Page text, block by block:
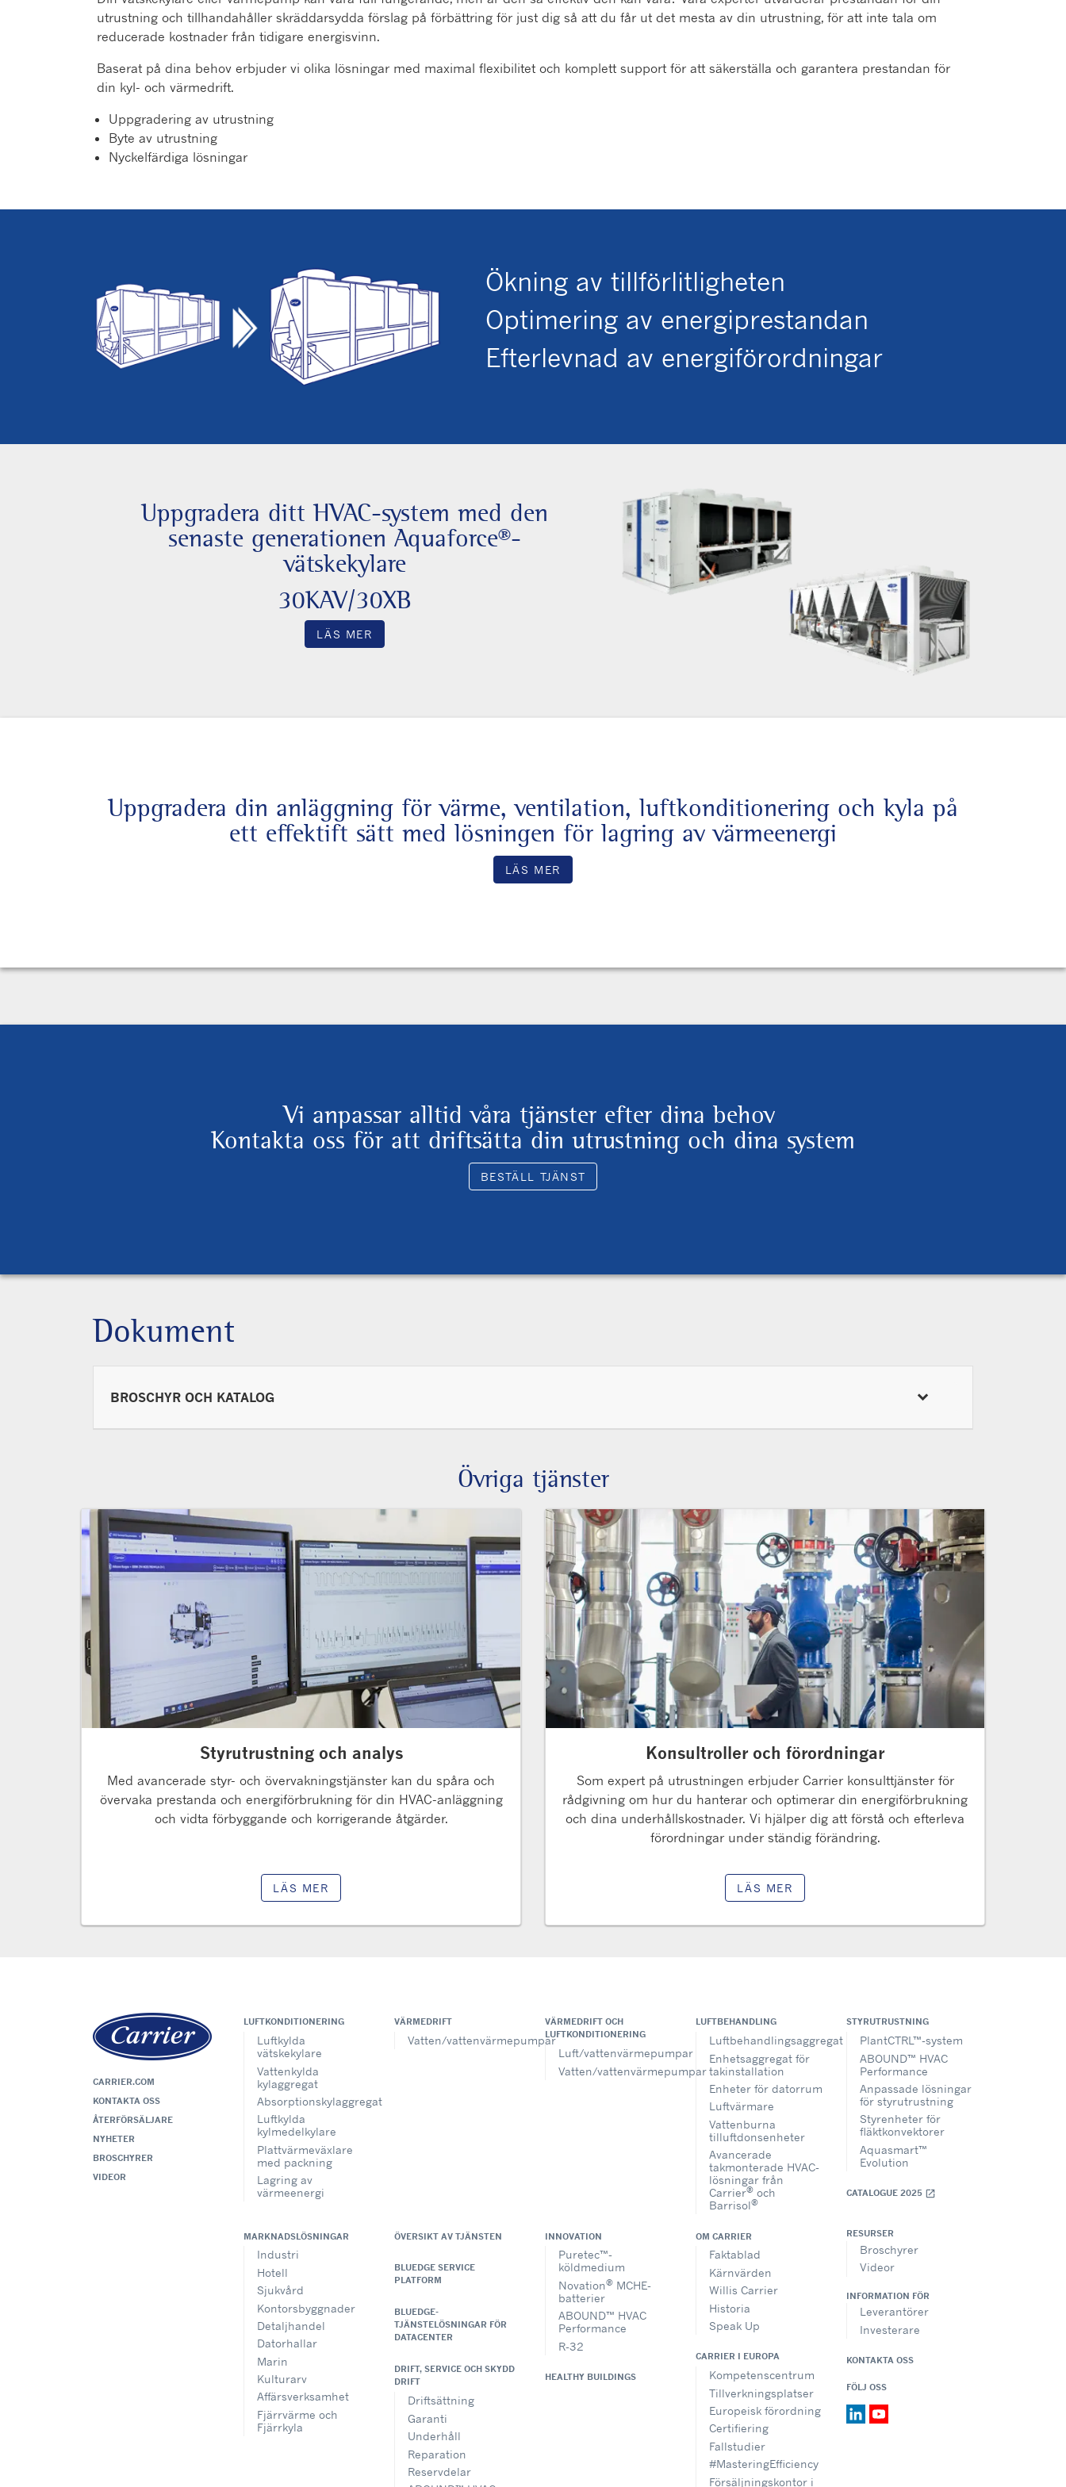
utrustning och tillhandahåller skräddarsydda förslag på förbättring för just dig så att du får ut det mesta av din utrustning, för att inte tala om
reducerade kostnader från tidigare energisvinn.
Baserat på dina behov erbjuder vi olika lösningar med maximal flexibilitet och komplett support för att säkerställa och garantera prestandan för
din kyl- och värmedrift.
Uppgradering av utrustning
Byte av utrustning
Nyckelfärdiga lösningar
Ökning av tillförlitligheten
Optimering av energiprestandan
Efterlevnad av energiförordningar
Uppgradera ditt HVAC-system med den
senaste generationen Aquaforce®-
vätskekylare
30KAV/30XB
LÄS MER
Uppgradera din anläggning för värme, ventilation, luftkonditionering och kyla på
ett effektift sätt med lösningen för lagring av värmeenergi
LÄS MER
Vi anpassar alltid våra tjänster efter dina behov
Kontakta oss för att driftsätta din utrustning och dina system
BESTÄLL TJÄNST
Dokument
BROSCHYR OCH KATALOG
Övriga tjänster
Styrutrustning och analys
Med avancerade styr- och övervakningstjänster kan du spåra och
övervaka prestanda och energiförbrukning för din HVAC-anläggning
och vidta förbyggande och korrigerande åtgärder.
LÄS MER
Konsultroller och förordningar
Som expert på utrustningen erbjuder Carrier konsulttjänster för
rådgivning om hur du hanterar och optimerar din energiförbrukning
och dina underhållskostnader. Vi hjälper dig att förstå och efterleva
förordningar under ständig förändring.
LÄS MER
CARRIER.COM
KONTAKTA OSS
ÅTERFÖRSÄLJARE
NYHETER
BROSCHYRER
VIDEOR
LUFTKONDITIONERING
Luftkylda
vätskekylare
Vattenkylda
kylaggregat
Absorptionskylaggregat
Luftkylda
kylmedelkylare
Plattvärmeväxlare
med packning
Lagring av
värmeenergi
VÄRMEDRIFT
Vatten/vattenvärmepumpar
VÄRMEDRIFT OCH
LUFTKONDITIONERING
Luft/vattenvärmepumpar
Vatten/vattenvärmepumpar
LUFTBEHANDLING
Luftbehandlingsaggregat
Enhetsaggregat för
takinstallation
Enheter för datorrum
Luftvärmare
Vattenburna
tilluftdonsenheter
Avancerade
takmonterade HVAC-
lösningar från
Carrier® och
Barrisol®
STYRUTRUSTNING
PlantCTRL™-system
ABOUND™ HVAC
Performance
Anpassade lösningar
för styrutrustning
Styrenheter för
fläktkonvektorer
Aquasmart™
Evolution
CATALOGUE 2025 open_in_new
MARKNADSLÖSNINGAR
Industri
Hotell
Sjukvård
Kontorsbyggnader
Detaljhandel
Datorhallar
Marin
Kulturarv
Affärsverksamhet
Fjärrvärme och
Fjärrkyla
ÖVERSIKT AV TJÄNSTEN
BLUEDGE SERVICE
PLATFORM
BLUEDGE-
TJÄNSTELÖSNINGAR FÖR
DATACENTER
DRIFT, SERVICE OCH SKYDD
DRIFT
Driftsättning
Garanti
Underhåll
Reparation
Reservdelar
INNOVATION
Puretec™-
köldmedium
Novation® MCHE-
batterier
ABOUND™ HVAC
Performance
R-32
HEALTHY BUILDINGS
OM CARRIER
Faktablad
Kärnvärden
Willis Carrier
Historia
Speak Up
CARRIER I EUROPA
Kompetenscentrum
Tillverkningsplatser
Europeisk förordning
Certifiering
Fallstudier
#MasteringEfficiency
Försäljningskontor i
RESURSER
Broschyrer
Videor
INFORMATION FÖR
Leverantörer
Investerare
KONTAKTA OSS
FÖLJ OSS